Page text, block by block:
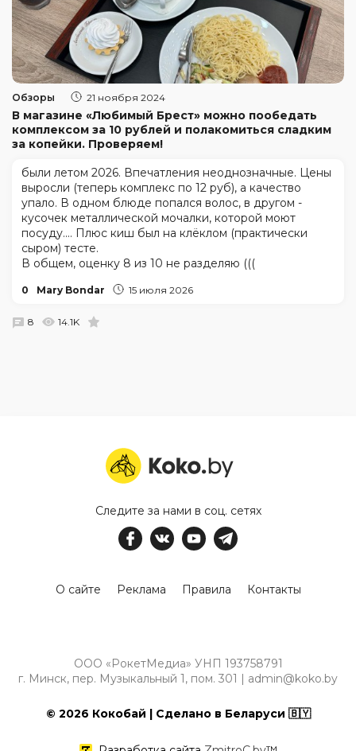
Обзоры 21 ноября 2024
В магазине «Любимый Брест» можно пообедать
комплексом за 10 рублей и полакомиться сладким
за копейки. Проверяем!
были летом 2026. Впечатления неоднозначные. Цены
выросли (теперь комплекс по 12 руб), а качество
упало. В одном блюде попался волос, в другом -
кусочек металлической мочалки, которой моют
посуду.... Плюс киш был на клёклом (практически
сыром) тесте.
В общем, оценку 8 из 10 не разделяю (((
0 Mary Bondar 15 июля 2026
8 14.1K
Следите за нами в соц. сетях
О сайте Реклама Правила Контакты
ООО «РокетМедиа» УНП 193758791
г. Минск, пер. Музыкальный 1, пом. 301 | admin@koko.by
© 2026 Кокобай | Сделано в Беларуси 🇧🇾